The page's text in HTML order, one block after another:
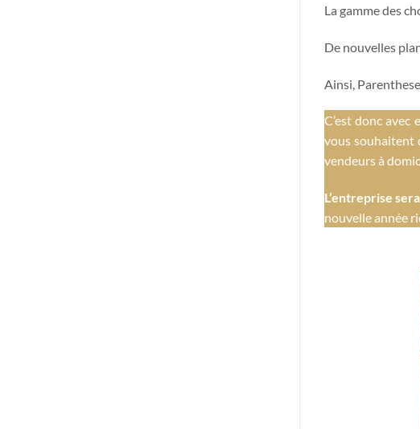
La gamme des
De nouvelles
Ainsi,
C’est donc
vous souhaitent
vendeurs à
L’entreprise
nouvelle année